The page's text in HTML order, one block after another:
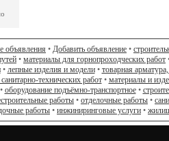
объявления • Добавить объявление •
• материалы для горнопроходческих работ
• лепные изделия и модели• товарная
технических работ• материалы и
оборудование подъёмно-транспортное•
работы • отделочные работы •
работы • инжиниринговые услуги •